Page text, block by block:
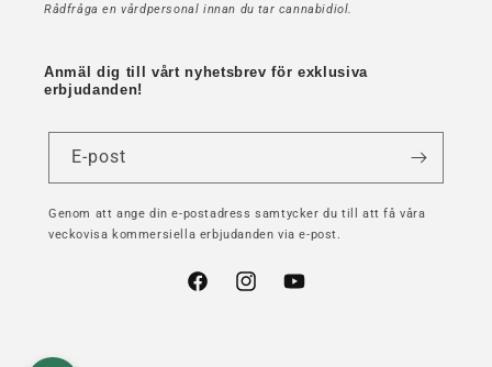
Rådfråga en vårdpersonal innan du tar cannabidiol.
Anmäl dig till vårt nyhetsbrev för exklusiva
erbjudanden!
E-post
Genom att ange din e-postadress samtycker du till att få våra
veckovisa kommersiella erbjudanden via e-post.
FacebookInstagramYouTube